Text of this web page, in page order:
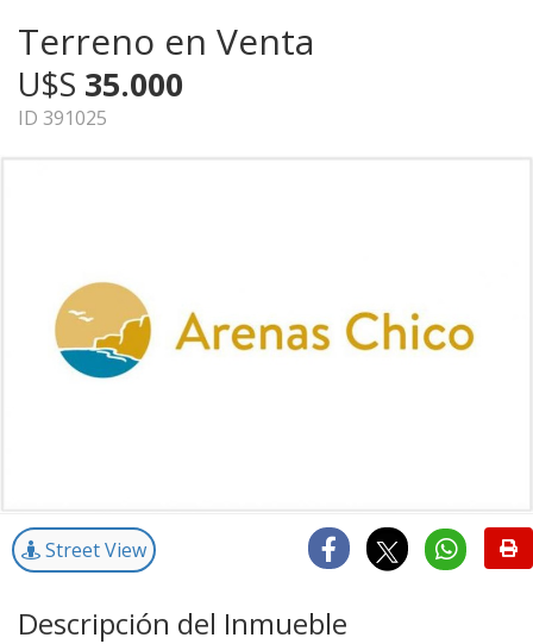
Terreno en Venta
U$S 35.000
ID 391025
Street View
Descripción del Inmueble